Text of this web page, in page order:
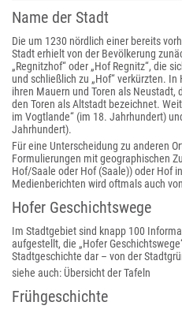
Name der Stadt
Die um 1230 nördlich einer bereits
Stadt erhielt von der Bevölkerung
„Regnitzhof“ oder „Hof Regnitz“, die
und schließlich zu „Hof“ verkürzten.
ihren Mauern und Toren als
den Toren als Altstadt bezeichnet.
im Vogtlande“ (im 18. Jahrhundert)
Jahrhundert).
Für eine Unterscheidung zu anderen
Formulierungen mit geographischen
Hof/Saale oder Hof (Saale)) oder Hof
Medienberichten wird oftmals auch
Hofer Geschichtswege
Im Stadtgebiet sind knapp 100
aufgestellt, die „Hofer
Stadtgeschichte dar – von der
siehe auch: Übersicht der Tafeln
Frühgeschichte